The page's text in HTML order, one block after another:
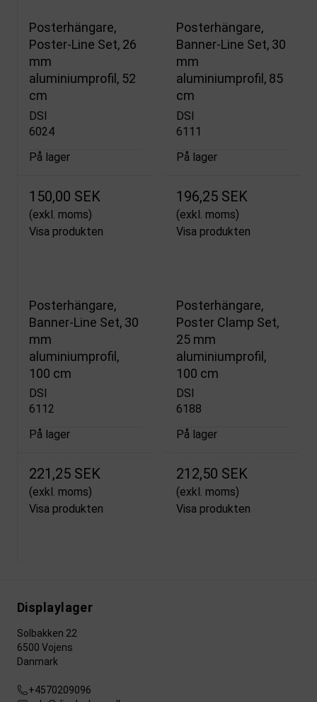
Posterhängare,
Poster-Line Set, 26
mm
aluminiumprofil, 52
cm
DSI
6024
På lager
150,00 SEK
(exkl. moms)
Visa produkten
Posterhängare,
Banner-Line Set, 30
mm
aluminiumprofil, 85
cm
DSI
6111
På lager
196,25 SEK
(exkl. moms)
Visa produkten
Posterhängare,
Banner-Line Set, 30
mm
aluminiumprofil,
100 cm
DSI
6112
På lager
221,25 SEK
(exkl. moms)
Visa produkten
Posterhängare,
Poster Clamp Set,
25 mm
aluminiumprofil,
100 cm
DSI
6188
På lager
212,50 SEK
(exkl. moms)
Visa produkten
Displaylager
Solbakken 22
6500 Vojens
Danmark
+4570209096